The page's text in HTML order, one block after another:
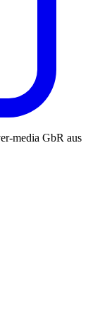
media GbR aus